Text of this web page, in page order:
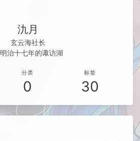
氿月
玄云海社长
明治十七年的诹访湖
分类
0
标签
30